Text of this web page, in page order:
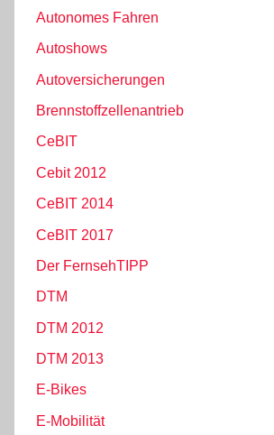
Autonomes Fahren
Autoshows
Autoversicherungen
Brennstoffzellenantrieb
CeBIT
Cebit 2012
CeBIT 2014
CeBIT 2017
Der FernsehTIPP
DTM
DTM 2012
DTM 2013
E-Bikes
E-Mobilität